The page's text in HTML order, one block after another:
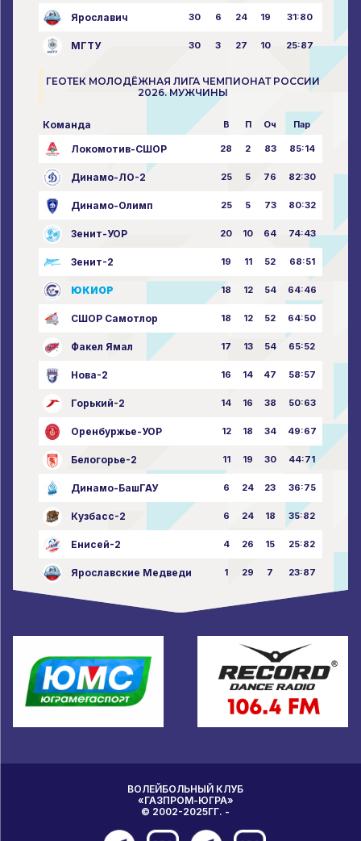
Ярославич 30 6 24 19 31:80
МГТУ 30 3 27 10 25:87
ГЕОТЕК МОЛОДЁЖНАЯ ЛИГА ЧЕМПИОНАТ РОССИИ
2026. МУЖЧИНЫ
Команда В П Оч Пар
Локомотив-СШОР 28 2 83 85:14
Динамо-ЛО-2 25 5 76 82:30
Динамо-Олимп 25 5 73 80:32
Зенит-УОР 20 10 64 74:43
Зенит-2 19 11 52 68:51
ЮКИОР 18 12 54 64:46
СШОР Самотлор 18 12 52 64:50
Факел Ямал 17 13 54 65:52
Нова-2 16 14 47 58:57
Горький-2 14 16 38 50:63
Оренбуржье-УОР 12 18 34 49:67
Белогорье-2 11 19 30 44:71
Динамо-БашГАУ 6 24 23 36:75
Кузбасс-2 6 24 18 35:82
Енисей-2 4 26 15 25:82
Ярославские Медведи 1 29 7 23:87
ВОЛЕЙБОЛЬНЫЙ КЛУБ
«ГАЗПРОМ-ЮГРА»
© 2002-2025ГГ. -